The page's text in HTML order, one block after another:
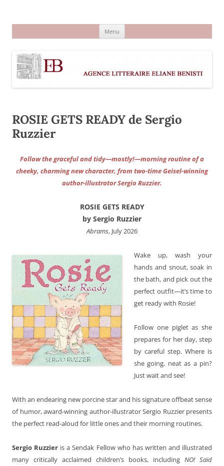
Menu
ROSIE GETS READY de Sergio
Ruzzier
Follow the graceful and tidy—mostly!—morning routine of a
cheeky, charming new character, from two-time Geisel-winning
author-illustrator Sergio Ruzzier.
ROSIE GETS READY
by Sergio Ruzzier
Abrams, July 2026
Wake up, wash your
hands and snout, soak in
the bath, and pick out the
perfect outfit—it’s time to
get ready with Rosie!
Follow one piglet as she
prepares for her day, step
by careful step. Where is
she going, neat as a pin?
Just wait and see!
With an endearing new porcine star and his signature offbeat sense
of humor, award-winning author-illustrator Sergio Ruzzier presents
the perfect read-aloud for little ones and their morning routines.
Sergio Ruzzier is a Sendak Fellow who has written and illustrated
many critically acclaimed children’s books, including NO! Said